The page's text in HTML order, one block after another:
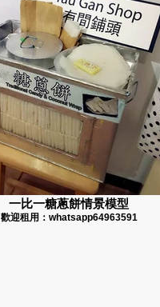
一比一糖蔥餅情景模型
歡迎租用：whatsapp64963591